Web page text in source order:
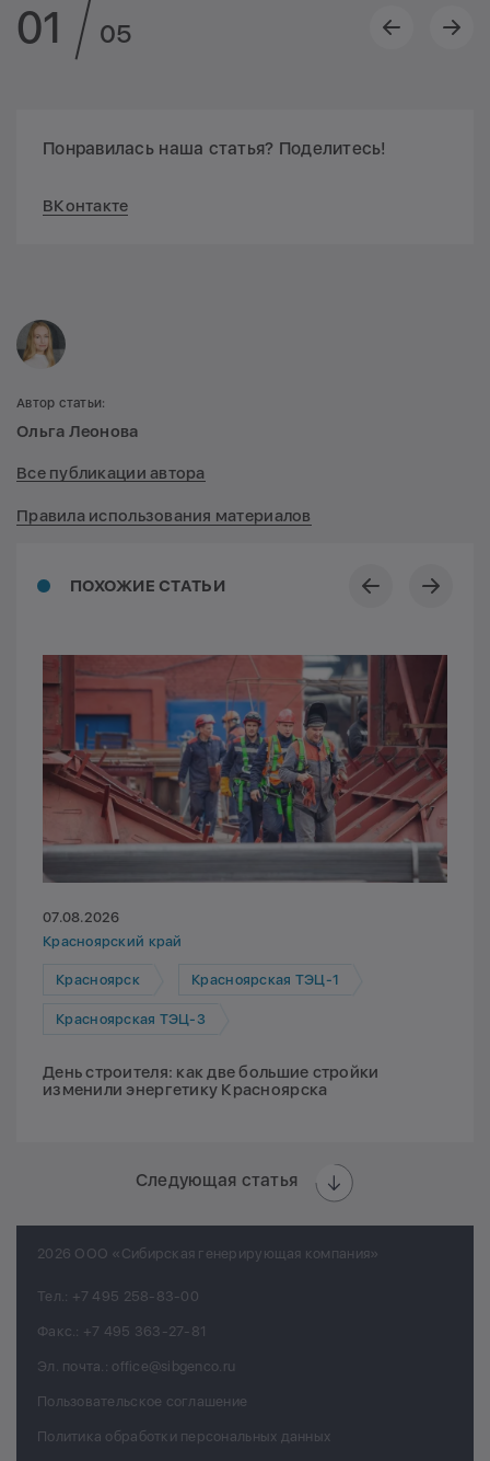
01 05
Понравилась наша статья? Поделитесь!
ВКонтакте
ПОХОЖИЕ СТАТЬИ
07.08.2026
Красноярский край
Красноярск Красноярская ТЭЦ-1
Красноярская ТЭЦ-3
День строителя: как две большие стройки
изменили энергетику Красноярска
Следующая статья
Автор статьи:
Ольга Леонова
Все публикации автора
Правила использования материалов
2026 ООО «Сибирская генерирующая компания»
Тел.: +7 495 258-83-00
Факс.: +7 495 363-27-81
Эл. почта.: office@sibgenco.ru
Пользовательское соглашение
Политика обработки персональных данных